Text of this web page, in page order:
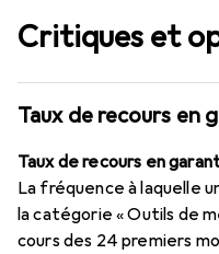
Critiques et
Taux de recours en
Taux de recours en
La fréquence à laquelle
la catégorie « Outils de
cours des 24 premiers